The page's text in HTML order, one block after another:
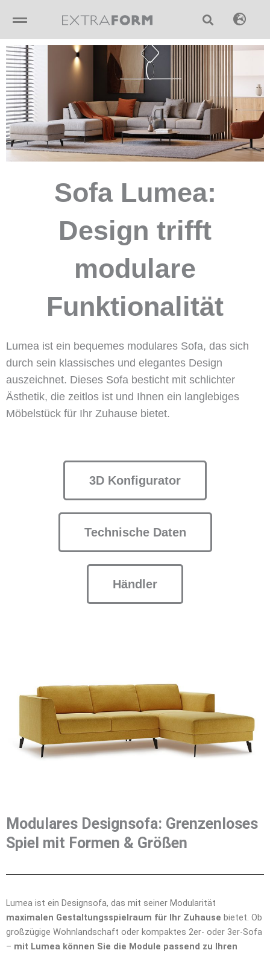
Sofa Lumea:
Design trifft
modulare
Funktionalität
Lumea ist ein bequemes modulares Sofa, das sich
durch sein klassisches und elegantes Design
auszeichnet. Dieses Sofa besticht mit schlichter
Ästhetik, die zeitlos ist und Ihnen ein langlebiges
Möbelstück für Ihr Zuhause bietet.
3D Konfigurator
Technische Daten
Händler
Modulares Designsofa: Grenzenloses
Spiel mit Formen & Größen
Lumea ist ein Designsofa, das mit seiner Modularität
maximalen Gestaltungsspielraum für Ihr Zuhause bietet. Ob
großzügige Wohnlandschaft oder kompaktes 2er- oder 3er-Sofa
– mit Lumea können Sie die Module passend zu Ihren